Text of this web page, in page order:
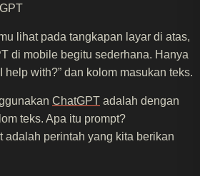
lihat pada tangkapan layar di atas,
di mobile begitu sederhana. Hanya
help with?” dan kolom masukan teks.
ChatGPT adalah dengan
teks. Apa itu prompt?
adalah perintah yang kita berikan